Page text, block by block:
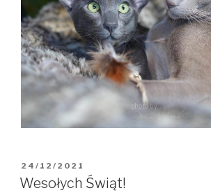
OPUBLIKOWANE
W
24/12/2021
Wesołych Świąt!